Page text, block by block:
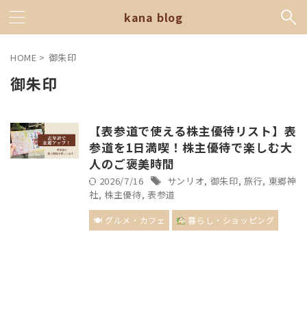
kana blog
HOME > 御朱印
御朱印
【表参道で使える株主優待リスト】表
参道を1日満喫！株主優待で楽しむ大
人のご褒美時間
2026/7/16 サンリオ, 御朱印, 旅行, 東郷神
社, 株主優待, 表参道
🍽 グルメ・カフェ 暮らし・ショッピング